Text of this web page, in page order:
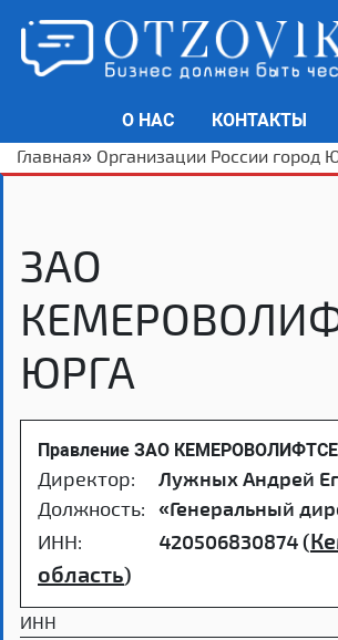
О НАС
КОНТАКТЫ
Главная» Организации России город
ЗАО
ЮРГА
Правление ЗАО
Директор:
Лужных Андрей
Должность: «Генеральный
ИНН:
420506830874 (
область)
ИНН